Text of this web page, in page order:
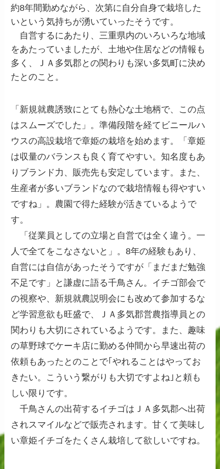
約8年間勤めながら、次第に自分自身で栽培した
いという気持ちが湧いていったそうです。
自営するにあたり、三重県内のいろいろな地域
をあたっていましたが、土地や住居などの情報も
多く、ＪＡ多気郡との関わりも深い多気町に決め
たとのこと。
「新規就農誘致にとても熱心な土地柄で、この点
はスムーズでした」。準備段階を経てビニールハ
ウスの高設栽培で章姫の栽培を始めます。「章姫
は収量のバランスも良く育てやすい。知名度もあ
りブランド力、販売先も安定しています。また、
生産者が多いブランドなので栽培情報も得やすい
ですね」。農園で得た経験が活きているようで
す。
「従業員としての立場と自営では全く違う。一
人で全てをこなさないと」。8年の経験もあり、
自営には自信があったそうですが「まだまだ勉強
不足です」と謙虚に語る千鳥さん。イチゴ部会で
の視察や、新規就農説明会にも改めて参加するな
ど学習意欲も旺盛で、ＪＡ多気郡営農指導員との
関わりも大切にされているようです。また、趣味
の草野球でケーキ店に勤める仲間から早速出荷の
依頼もあったとのことで｢やれることはやってお
きたい。こういう繋がりも大切ですよね｣と頼も
しい限りです。
千鳥さんの出荷するイチゴはＪＡ多気郡へ出荷
されスマイルなどで販売されます。甘くて美味し
い章姫イチゴをたくさん栽培して欲しいですね。